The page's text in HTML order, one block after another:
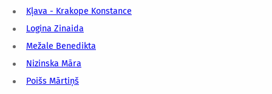
Kļava - Krakope Konstance
Logina Zinaida
Mežale Benedikta
Nizinska Māra
Poišs Mārtiņš